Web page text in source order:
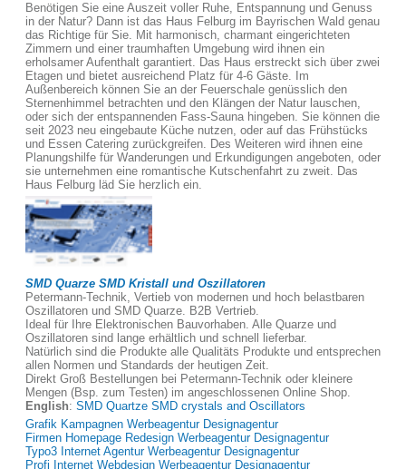
Benötigen Sie eine Auszeit voller Ruhe, Entspannung und Genuss
in der Natur? Dann ist das Haus Felburg im Bayrischen Wald genau
das Richtige für Sie. Mit harmonisch, charmant eingerichteten
Zimmern und einer traumhaften Umgebung wird ihnen ein
erholsamer Aufenthalt garantiert. Das Haus erstreckt sich über zwei
Etagen und bietet ausreichend Platz für 4-6 Gäste. Im
Außenbereich können Sie an der Feuerschale genüsslich den
Sternenhimmel betrachten und den Klängen der Natur lauschen,
oder sich der entspannenden Fass-Sauna hingeben. Sie können die
seit 2023 neu eingebaute Küche nutzen, oder auf das Frühstücks
und Essen Catering zurückgreifen. Des Weiteren wird ihnen eine
Planungshilfe für Wanderungen und Erkundigungen angeboten, oder
sie unternehmen eine romantische Kutschenfahrt zu zweit. Das
Haus Felburg läd Sie herzlich ein.
SMD Quarze SMD Kristall und Oszillatoren
Petermann-Technik, Vertieb von modernen und hoch belastbaren
Oszillatoren und SMD Quarze. B2B Vertrieb.
Ideal für Ihre Elektronischen Bauvorhaben. Alle Quarze und
Oszillatoren sind lange erhältlich und schnell lieferbar.
Natürlich sind die Produkte alle Qualitäts Produkte und entsprechen
allen Normen und Standards der heutigen Zeit.
Direkt Groß Bestellungen bei Petermann-Technik oder kleinere
Mengen (Bsp. zum Testen) im angeschlossenen Online Shop.
English: SMD Quartze SMD crystals and Oscillators
Grafik Kampagnen Werbeagentur Designagentur
Firmen Homepage Redesign Werbeagentur Designagentur
Typo3 Internet Agentur Werbeagentur Designagentur
Profi Internet Webdesign Werbeagentur Designagentur